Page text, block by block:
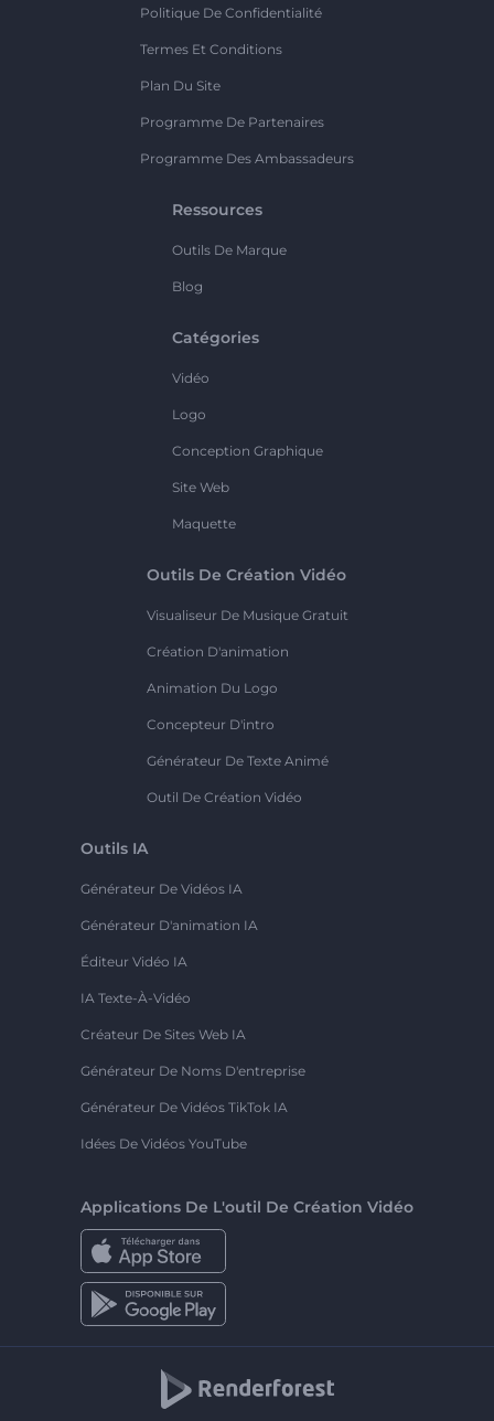
Politique De Confidentialité
Termes Et Conditions
Plan Du Site
Programme De Partenaires
Programme Des Ambassadeurs
Ressources
Outils De Marque
Blog
Catégories
Vidéo
Logo
Conception Graphique
Site Web
Maquette
Outils De Création Vidéo
Visualiseur De Musique Gratuit
Création D'animation
Animation Du Logo
Concepteur D'intro
Générateur De Texte Animé
Outil De Création Vidéo
Outils IA
Générateur De Vidéos IA
Générateur D'animation IA
Éditeur Vidéo IA
IA Texte-À-Vidéo
Créateur De Sites Web IA
Générateur De Noms D'entreprise
Générateur De Vidéos TikTok IA
Idées De Vidéos YouTube
Applications De L'outil De Création Vidéo